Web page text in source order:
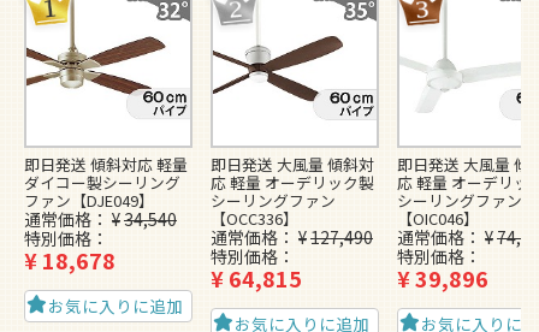
即日発送 傾斜対応 軽量
ダイコー製シーリング
ファン【DJE049】
通常価格 ¥34,540
特別価格
¥18,678
お気に入りに追加
即日発送 大風量 傾斜対
応 軽量 オーデリック製
シーリングファン
【OCC336】
通常価格 ¥127,490
特別価格
¥64,815
お気に入りに追加
即日発送 大風量 傾
応 軽量 オーデリッ
シーリングファン
【OIC046】
通常価格 ¥
特別価格
¥39,896
お気に入りに